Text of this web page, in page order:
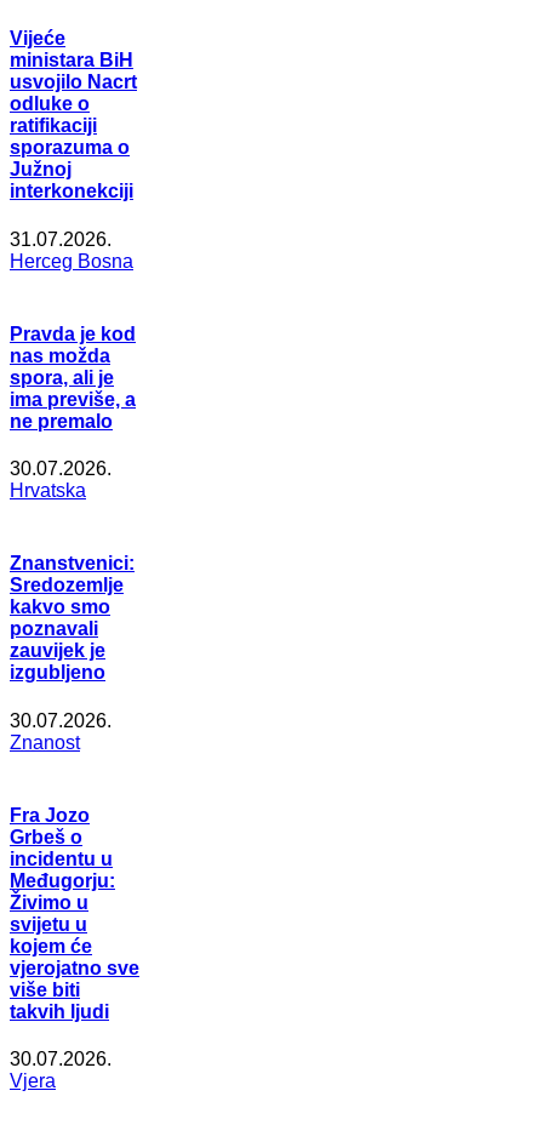
Vijeće
ministara BiH
usvojilo Nacrt
odluke o
ratifikaciji
sporazuma o
Južnoj
interkonekciji
31.07.2026.
Herceg Bosna
Pravda je kod
nas možda
spora, ali je
ima previše, a
ne premalo
30.07.2026.
Hrvatska
Znanstvenici:
Sredozemlje
kakvo smo
poznavali
zauvijek je
izgubljeno
30.07.2026.
Znanost
Fra Jozo
Grbeš o
incidentu u
Međugorju:
Živimo u
svijetu u
kojem će
vjerojatno sve
više biti
takvih ljudi
30.07.2026.
Vjera